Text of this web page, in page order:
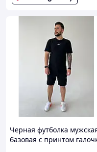
Черная футболка
базовая с принтом